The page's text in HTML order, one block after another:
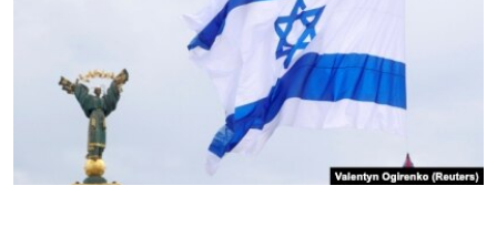
ПОБЕДИТЕЛЕЙ НЕ СУДЯТ?
ELIFBE
УКРАИНСКАЯ ПРОБЛЕМА КРЫМА
Все сайты RFE/RL